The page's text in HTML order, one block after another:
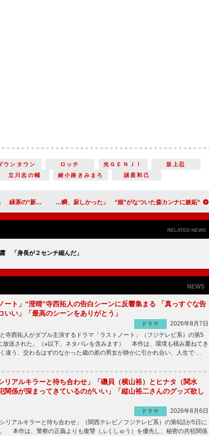
ウンタウン ロッチ 光ＧＥＮＪＩ
坂上忍
立川志の輔 綾小路きみまろ 諸星和己
み方”に感嘆の声 “パパ”田中圭「一瞬、寂しかった」 “娘”がなついた森カンナに嫉妬！？
RELATED NEWS
「身長が２センチ縮んだ」
NEWS
ート」“澄晴”寺西拓人の告白シーンに反響集まる 「真っすぐな告
いい」「最高のシーンをありがとう」
ドラマ
2026年8月7日
寺西拓人がダブル主演するドラマ「ラストノート」（フジテレビ系）の第5
放送された。（※以下、ネタバレを含みます） 本作は、環境も積み重ねてき
違う、交わるはずのなかった歳の差の男女が静かに引かれ合い、人生で …
リアルキラーと待ち合わせ」「磯貝（横山裕）とヒナタ（関水
関係が深まってきているのがいい」「縦山裕二さんのグッズ欲し
ドラマ
2026年8月6日
リアルキラーと待ち合わせ」（関西テレビ／フジテレビ系）の第6話が5日に
本作は、警察の正義よりも復讐（ふくしゅう）を優先し、秘密の共犯関係